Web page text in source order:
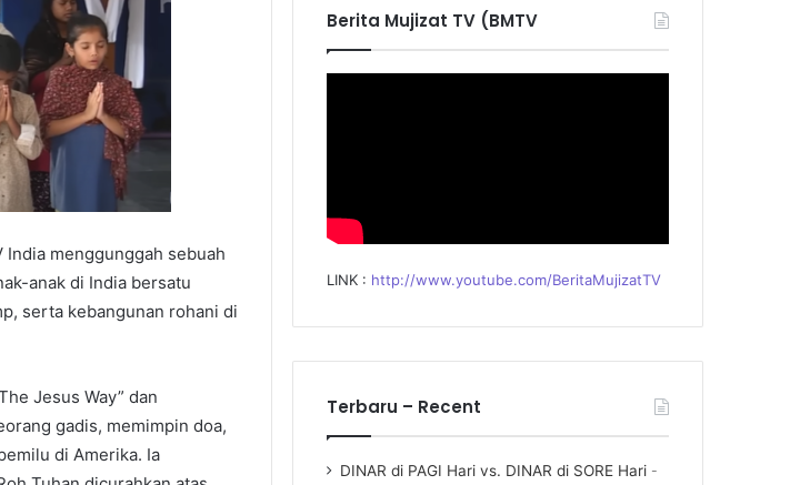
India menggunggah sebuah
anak di India bersatu
serta kebangunan rohani di
Jesus Way” dan
gadis, memimpin doa,
di Amerika. Ia
Berita Mujizat TV (BMTV
LINK : http://www.youtube.com/BeritaMujizatTV
Terbaru – Recent
DINAR di PAGI Hari vs. DINAR di SORE Hari